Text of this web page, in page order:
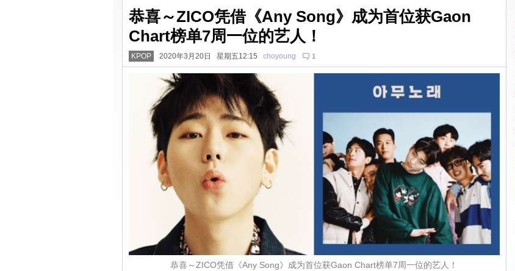
恭喜～ZICO凭借《Any Song》成为首位获Gaon
Chart榜单7周一位的艺人！
KPOP 2020年3月20日 星期五12:15 choyoung 1
恭喜～ZICO凭借《Any Song》成为首位获Gaon Chart榜单7周一位的艺人！